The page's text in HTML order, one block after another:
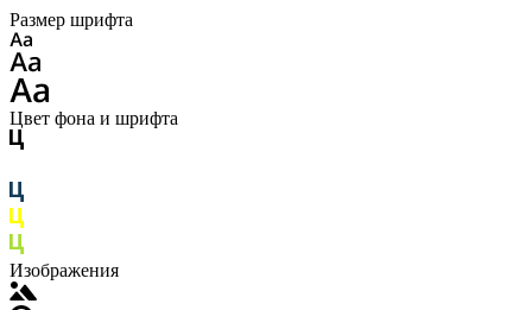
Размер шрифта
Цвет фона и шрифта
Изображения